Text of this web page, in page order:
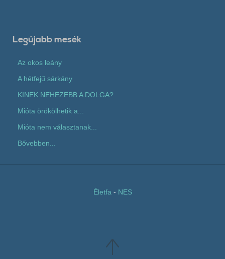
Legújabb mesék
Az okos leány
A hétfejű sárkány
KINEK NEHEZEBB A DOLGA?
Mióta örökölhetik a...
Mióta nem választanak...
Bővebben...
Életfa - NES